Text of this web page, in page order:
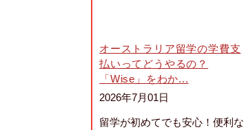
オーストラリア留学の学費支
払いってどうやるの？
「Wise」をわか...
2026年7月01日
留学が初めてでも安心！便利な